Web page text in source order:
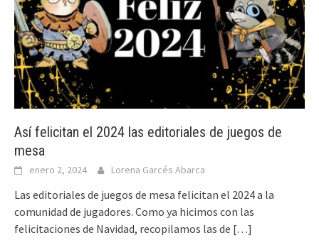
Así felicitan el 2024 las editoriales de juegos de
mesa
enero 2, 2024 Lorena Garcés Abarca
Las editoriales de juegos de mesa felicitan el 2024 a la
comunidad de jugadores. Como ya hicimos con las
felicitaciones de Navidad, recopilamos las de […]